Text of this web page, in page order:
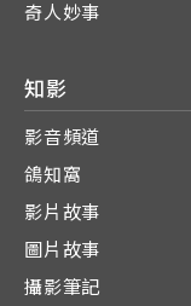
奇人妙事
知影
影音頻道
鴿知窩
影片故事
圖片故事
攝影筆記